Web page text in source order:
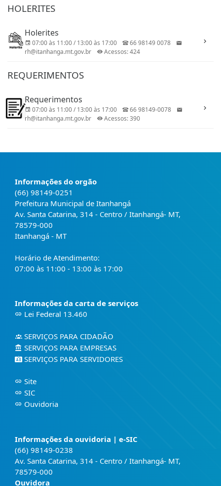
HOLERITES
Holerites
07:00 às 11:00 / 13:00 às 17:00
66 98149 0078
rh@itanhanga.mt.gov.br
Acessos: 424
REQUERIMENTOS
Requerimentos
07:00 às 11:00 / 13:00 às 17:00
66 98149-0078
rh@itanhanga.mt.gov.br
Acessos: 390
Informações do orgão
(66) 98149-0251
Prefeitura Municipal de Itanhangá
Av. Santa Catarina, 314 - Centro / Itanhangá- MT,
78579-000
Itanhangá - MT
Horário de Atendimento:
07:00 às 11:00 - 13:00 às 17:00
Informações da carta de serviços
Lei Federal 13.460
SERVIÇOS PARA CIDADÃO
SERVIÇOS PARA EMPRESAS
SERVIÇOS PARA SERVIDORES
Site
SIC
Ouvidoria
Informações da ouvidoria | e-SIC
(66) 98149-0238
Av. Santa Catarina, 314 - Centro / Itanhangá- MT,
78579-000
Ouvidora